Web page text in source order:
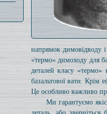
напрямок димовідводу
«термо» димоходу для
деталей класу
базальтової вати. Крім
Це особливо важливо
Ми гарантуємо